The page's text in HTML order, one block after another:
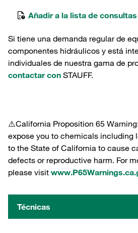
Añadir a la lista de consultas
Si tiene una demanda regular de
componentes hidráulicos y está
individuales de nuestra gama de
contactar con STAUFF.
⚠️California Proposition 65
expose you to chemicals including
to the State of California to cause
defects or reproductive harm. For
please visit
Técnicas